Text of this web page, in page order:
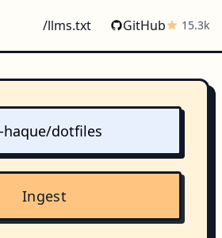
/llms.txt GitHub 15.3k
Ingest